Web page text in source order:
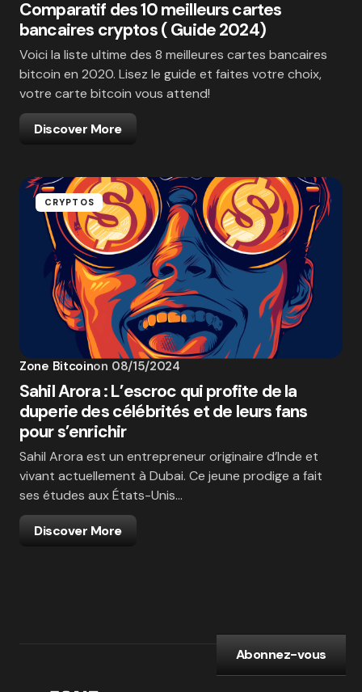
Comparatif des 10 meilleurs cartes
bancaires cryptos ( Guide 2024)
Voici la liste ultime des 8 meilleures cartes bancaires
bitcoin en 2020. Lisez le guide et faites votre choix,
votre carte bitcoin vous attend!
Discover More
CRYPTOS
Zone Bitcoinon 08/15/2024
Sahil Arora : L’escroc qui profite de la
duperie des célébrités et de leurs fans
pour s’enrichir
Sahil Arora est un entrepreneur originaire d’Inde et
vivant actuellement à Dubai. Ce jeune prodige a fait
ses études aux États-Unis…
Discover More
Abonnez-vous